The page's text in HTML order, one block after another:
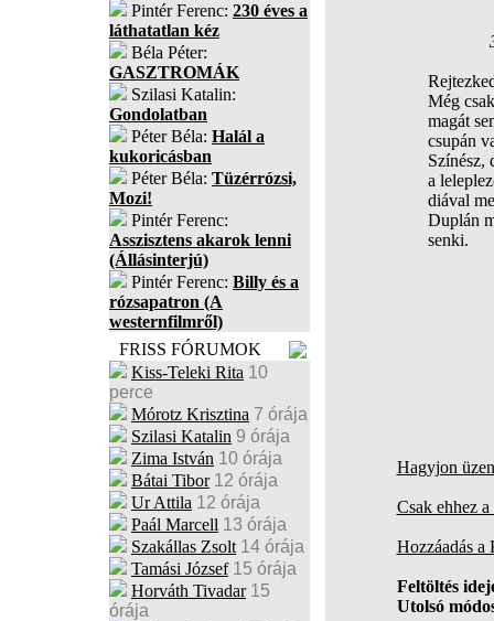
Pintér Ferenc: 230 éves a
láthatatlan kéz
Béla Péter:
GASZTROMÁK
Szilasi Katalin:
Gondolatban
Péter Béla: Halál a
kukoricásban
Péter Béla: Tüzérrózsi,
Mozi!
Pintér Ferenc:
Asszisztens akarok lenni
(Állásinterjú)
Pintér Ferenc: Billy és a
rózsapatron (A
westernfilmről)
FRISS FÓRUMOK
Kiss-Teleki Rita 10
perce
Mórotz Krisztina 7 órája
Szilasi Katalin 9 órája
Zima István 10 órája
Bátai Tibor 12 órája
Ur Attila 12 órája
Paál Marcell 13 órája
Szakállas Zsolt 14 órája
Tamási József 15 órája
Horváth Tivadar 15
órája
Még csak
magát
csupán
Színész,
a
diával
Duplán
senki.
Hagyjon
Csak ehhez
Hozzáadás
Feltöltés
Utolsó